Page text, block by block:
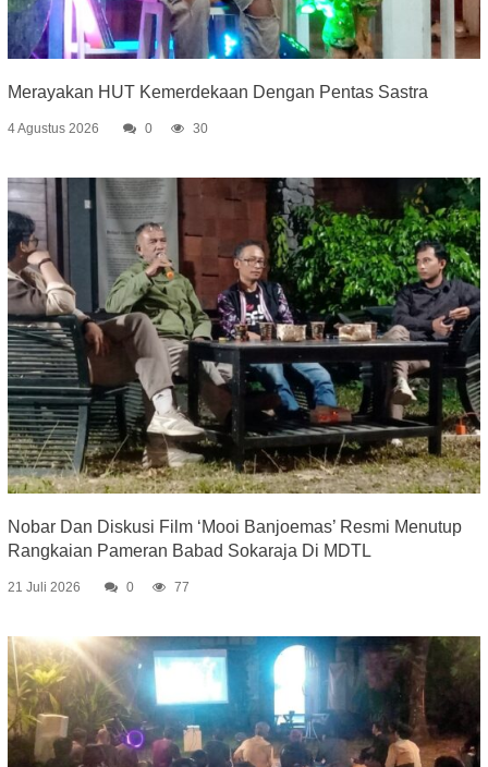
Merayakan HUT Kemerdekaan Dengan Pentas Sastra
4 Agustus 2026 0 30
Nobar Dan Diskusi Film ‘Mooi Banjoemas’ Resmi Menutup
Rangkaian Pameran Babad Sokaraja Di MDTL
21 Juli 2026 0 77